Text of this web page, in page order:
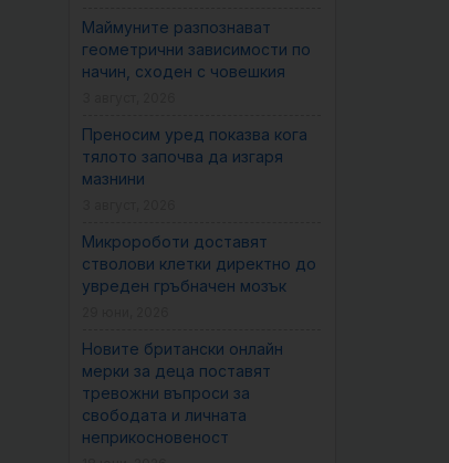
Маймуните разпознават
геометрични зависимости по
начин, сходен с човешкия
Преносим уред показва кога
тялото започва да изгаря
мазнини
Микророботи доставят
стволови клетки директно до
увреден гръбначен мозък
Новите британски онлайн
мерки за деца поставят
тревожни въпроси за
свободата и личната
неприкосновеност